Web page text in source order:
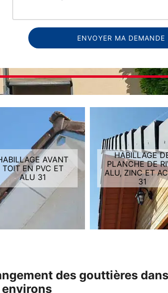
AVANT
TOIT EN PVC ET
ALU 31
HABILLAGE
PLANCHE DE
ALU, ZINC ET
31
des gouttières
environs